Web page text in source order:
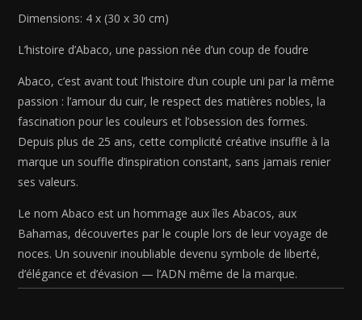
Dimensions: 4 x (30 x 30 cm)
L’histoire d’Abaco, une passion née d’un coup de foudre
Abaco, c’est avant tout l’histoire d’un couple uni par la même
passion : l’amour du cuir, le respect des matières nobles, la
fascination pour les couleurs et l’obsession des formes.
Depuis plus de 25 ans, cette complicité créative insuffle à la
marque un souffle d’inspiration constant, sans jamais renier
ses valeurs.
Le nom Abaco est un hommage aux îles Abacos, aux
Bahamas, découvertes par le couple lors de leur voyage de
noces. Un souvenir inoubliable devenu symbole de liberté,
d’élégance et d’évasion — l’ADN même de la marque.